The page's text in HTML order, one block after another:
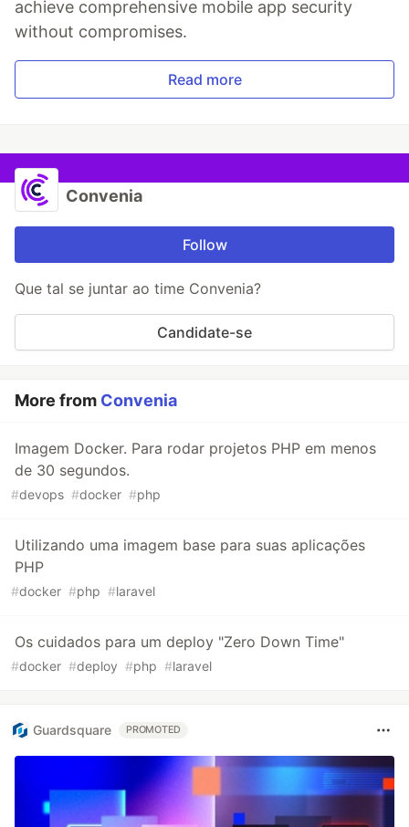
achieve comprehensive mobile app security
without compromises.
Read more
Convenia
Follow
Que tal se juntar ao time Convenia?
Candidate-se
More from Convenia
Imagem Docker. Para rodar projetos PHP em menos
de 30 segundos.
#devops #docker #php
Utilizando uma imagem base para suas aplicações
PHP
#docker #php #laravel
Os cuidados para um deploy "Zero Down Time"
#docker #deploy #php #laravel
Guardsquare PROMOTED